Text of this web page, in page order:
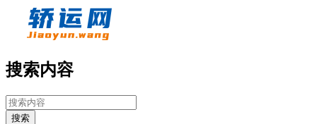
搜索内容
搜索